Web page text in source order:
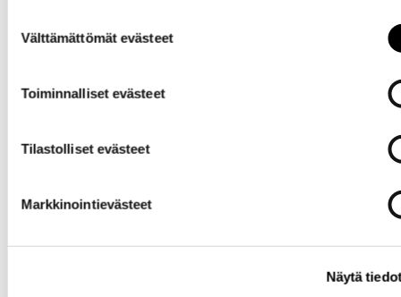
valinta
Välttämättömät evästeet
Toiminnalliset evästeet
Tilastolliset evästeet
Markkinointievästeet
Näytä
apua?